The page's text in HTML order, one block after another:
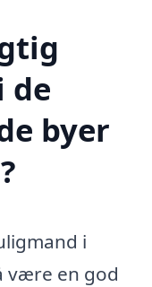
de
byer
i
være en god